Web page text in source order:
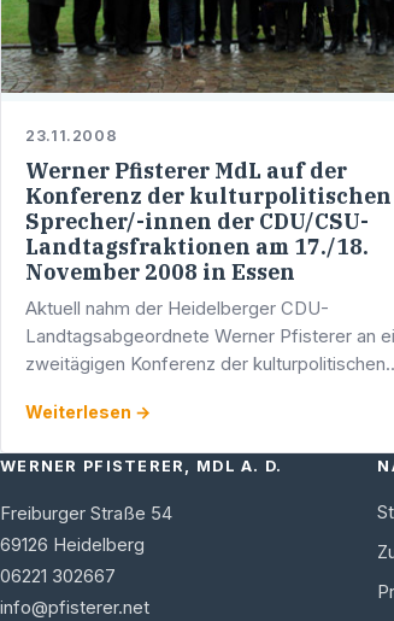
23.11.2008
Werner Pfisterer MdL auf der
Konferenz der kulturpolitischen
Sprecher/-innen der CDU/CSU-
Landtagsfraktionen am 17./18.
November 2008 in Essen
Aktuell nahm der Heidelberger CDU-
Landtagsabgeordnete Werner Pfisterer an
zweitägigen Konferenz der kulturpolitischen
Landtagsfraktionen in Essen teil.
Weiterlesen →
WERNER PFISTERER, MDL A. D.
Freiburger Straße 54
69126 Heidelberg
06221 302667
info@pfisterer.net